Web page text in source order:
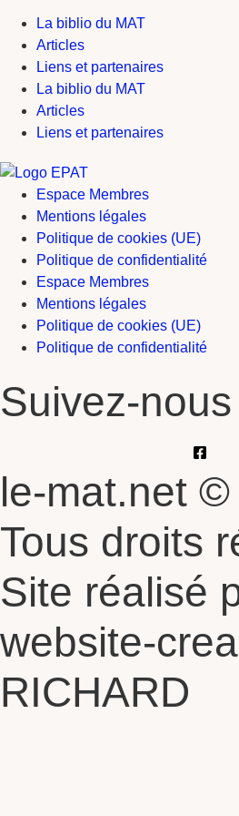
La biblio du MAT
Articles
Liens et partenaires
La biblio du MAT
Articles
Liens et partenaires
Espace Membres
Mentions légales
Politique de cookies (UE)
Politique de confidentialité
Espace Membres
Mentions légales
Politique de cookies (UE)
Politique de confidentialité
Suivez-nous
le-mat.net
Tous droits
Site réalisé
website-
RICHARD